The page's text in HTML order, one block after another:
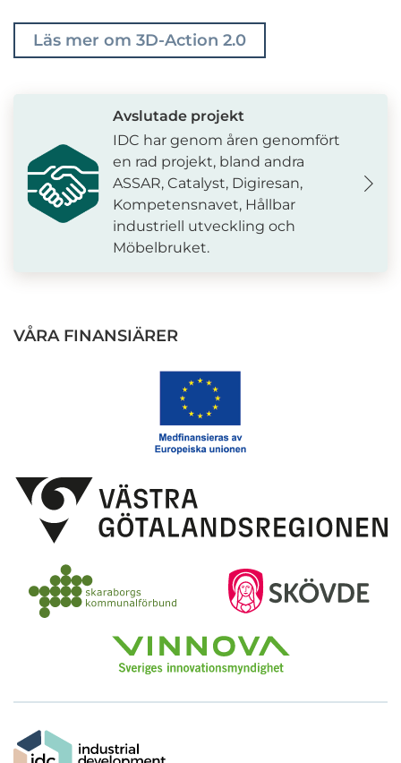
Läs mer om 3D-Action 2.0
Avslutade projekt
IDC har genom åren genomfört
en rad projekt, bland andra
ASSAR, Catalyst, Digiresan,
Kompetensnavet, Hållbar
industriell utveckling och
Möbelbruket.
VÅRA FINANSIÄRER